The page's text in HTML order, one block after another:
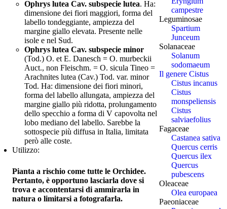
Ophrys lutea Cav. subspecie lutea. Ha:
dimensione dei fiori maggiori, forma del
labello tondeggiante, ampiezza del
margine giallo elevata. Presente nelle
isole e nel Sud.
Ophrys lutea Cav. subspecie minor
(Tod.) O. et E. Danesch = O. murbeckii
Auct., non Fleischm. = O. sicula Tineo =
Arachnites lutea (Cav.) Tod. var. minor
Tod. Ha: dimensione dei fiori minori,
forma del labello allungata, ampiezza del
margine giallo più ridotta, prolungamento
dello specchio a forma di V capovolta nel
lobo mediano del labello. Sarebbe la
sottospecie più diffusa in Italia, limitata
però alle coste.
Utilizzo:
Pianta a rischio come tutte le Orchidee.
Pertanto, è opportuno lasciarla dove si
trova e accontentarsi di ammirarla in
natura o limitarsi a fotografarla.
campestre
Leguminosae
Spartium
Junceum
Solanaceae
Solanum
sodomaeum
Il genere Cistus
Cistus incanus
Cistus
monspeliensis
Cistus
salviaefolius
Fagaceae
Castanea sativa
Quercus cerris
Quercus ilex
Quercus
pubescens
Oleaceae
Olea europaea
Paeoniaceae